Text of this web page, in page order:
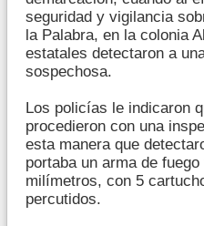
seguridad y vigilancia
la Palabra, en la colonia
estatales detectaron a
sospechosa.
Los policías le indicaron
procedieron con una
esta manera que
portaba un arma de
milímetros, con 5
percutidos.